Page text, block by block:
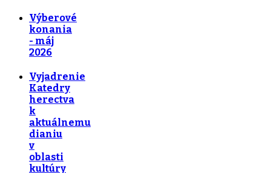
Výberové
konania
- máj
2026
Vyjadrenie
Katedry
herectva
k
aktuálnemu
dianiu
v
oblasti
kultúry